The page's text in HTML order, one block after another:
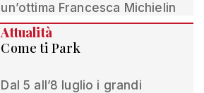
un’ottima Francesca Michielin
Attualità
Come ti Park
Dal 5 all’8 luglio i grandi